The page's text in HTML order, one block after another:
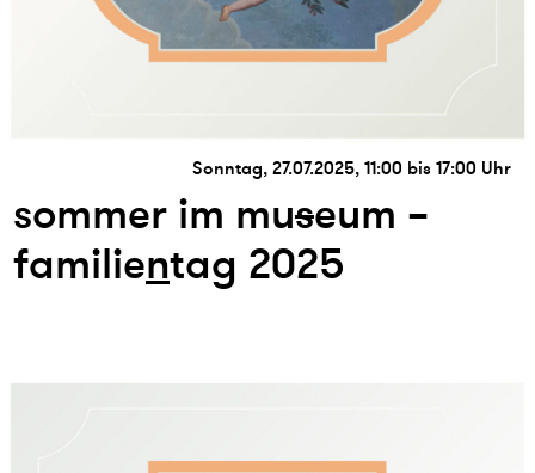
Sonntag, 27.07.2025, 11:00 bis 17:00 Uhr
sommer im museum –
familientag 2025